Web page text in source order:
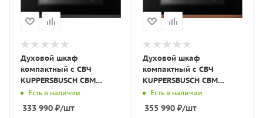
Духовой шкаф
компактный с СВЧ
KUPPERSBUSCH CBM
6550.0 S5 чёрное
стекло/Black Velvet
Есть в наличии
333 990 ₽/шт
Духовой шкаф
компактный с СВЧ
KUPPERSBUSCH CBM
6550.0 S7 чёрное
стекло/Copper
Есть в наличии
355 990₽/шт